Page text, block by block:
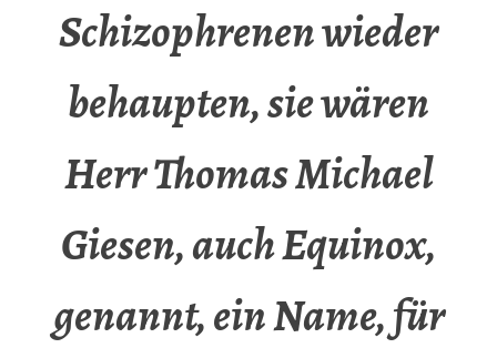
Schizophrenen wieder
behaupten, sie wären
Herr Thomas Michael
Giesen, auch Equinox,
genannt, ein Name, für